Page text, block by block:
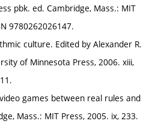
pbk. ed. Cambridge, Mass.: MIT
9780262026147.
culture. Edited by Alexander R.
of Minnesota Press, 2006. xiii,
games between real rules and
Mass.: MIT Press, 2005. ix, 233.